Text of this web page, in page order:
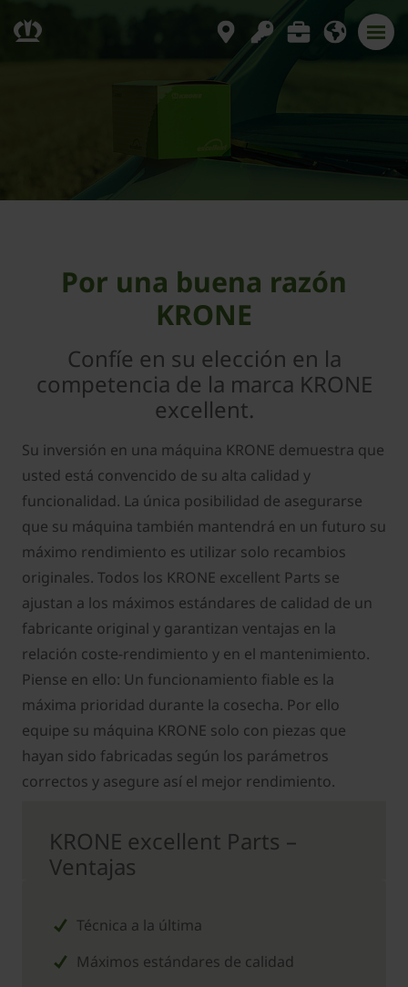
Por una buena razón
KRONE
Confíe en su elección en la
competencia de la marca KRONE
excellent.
Su inversión en una máquina KRONE demuestra que
usted está convencido de su alta calidad y
funcionalidad. La única posibilidad de asegurarse
que su máquina también mantendrá en un futuro su
máximo rendimiento es utilizar solo recambios
originales. Todos los KRONE excellent Parts se
ajustan a los máximos estándares de calidad de un
fabricante original y garantizan ventajas en la
relación coste-rendimiento y en el mantenimiento.
Piense en ello: Un funcionamiento fiable es la
máxima prioridad durante la cosecha. Por ello
equipe su máquina KRONE solo con piezas que
hayan sido fabricadas según los parámetros
correctos y asegure así el mejor rendimiento.
KRONE excellent Parts –
Ventajas
Técnica a la última
Máximos estándares de calidad